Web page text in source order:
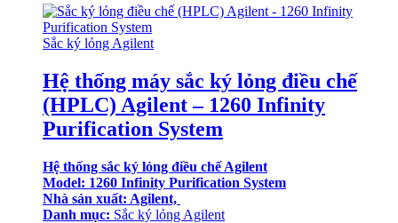
Sắc ký lỏng Agilent
Hệ thống máy sắc ký lỏng điều chế
(HPLC) Agilent – 1260 Infinity
Purification System
Hệ thống sắc ký lỏng điều chế Agilent
Model: 1260 Infinity Purification System
Nhà sản xuất: Agilent,
Danh mục: Sắc ký lỏng Agilent